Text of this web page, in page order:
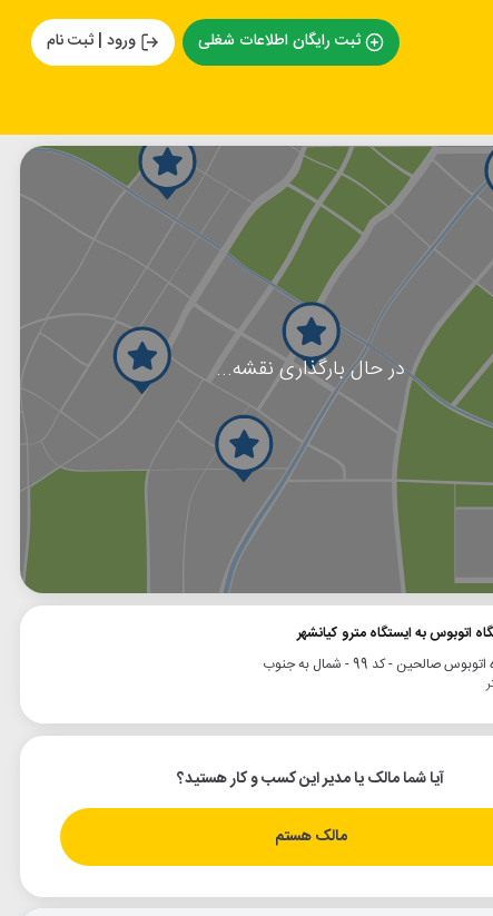
ثبت رایگان اطلاعات شغلی ورود | ثبت نام
در حال بارگذاری نقشه...
اتوبوس به ایستگاه مترو کیانشهر
صالحین - کد 99 - شمال به جنوب
آیا شما مالک یا مدیر این کسب و کار هستید؟
مالک هستم